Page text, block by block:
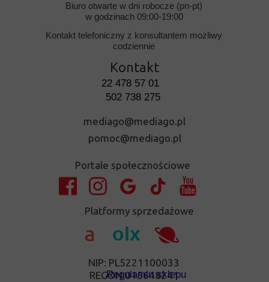
Portale społecznościowe
502 738 275
22 478 57 01
olx
a
Kontakt
mediago@mediago.pl
pomoc@mediago.pl
Biuro otwarte w dni robocze (pn-pt)
w godzinach 09:00-19:00
Kontakt telefoniczny z konsultantem możliwy
codziennie
Regulamin sklepu
NIP: PL5221100033
REGON:015648241
Platformy sprzedażowe